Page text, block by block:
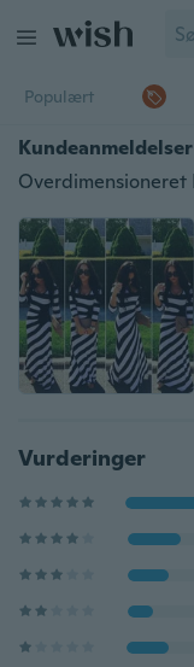
Populært
Kundeanmeldelser
Vurderinger